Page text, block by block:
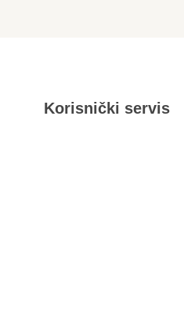
Korisnički servis